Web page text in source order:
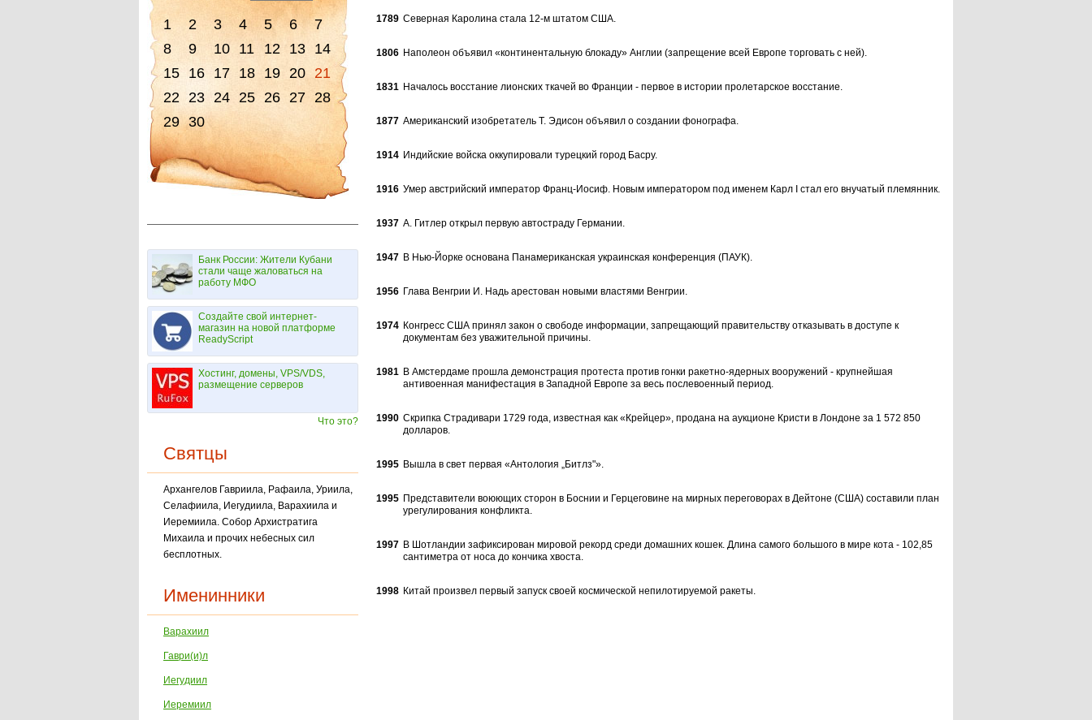
1 2 3 4 5 6
7
8
9 10 11 12 13 14
15 16 17 18 19 20 21
22 23 24 25 26 27 28
29 30
Банк России: Жители Кубани
стали чаще жаловаться на
работу МФО
Создайте свой интернет-
магазин на новой платформе
ReadyScript
Хостинг, домены, VPS/VDS,
размещение серверов
Что это?
Святцы
Архангелов Гавриила, Рафаила, Уриила,
Селафиила, Иегудиила, Варахиила и
Иеремиила. Собор Архистратига
Михаила и прочих небесных сил
бесплотных.
Именинники
Варахиил
Гаври(и)л
Иегудиил
Иеремиил
1789 Северная Каролина стала 12-м штатом США.
1806 Наполеон объявил «континентальную блокаду» Англии (запрещение всей Европе тор­говать с ней).
1831 Началось восстание лионских ткачей во Франции - первое в истории пролетарское вос­стание.
1877 Американский изобретатель Т. Эдисон объявил о создании фонографа.
1914 Индийские войска оккупировали турецкий город Басру.
1916 Умер австрийский император Франц-Иосиф. Новым императором под именем Карл I стал его внучатый племянник.
1937 А. Гитлер открыл первую автостраду Германии.
1947 В Нью-Йорке основана Панамериканская украинская конференция (ПАУК).
1956 Глава Венгрии И. Надь арестован новы­ми властями Венгрии.
1974 Конгресс США принял закон о свободе информации, запрещающий правительству отказывать в доступе к
документам без ува­жительной причины.
1981 В Амстердаме прошла демонстрация протеста против гонки ракетно-ядерных воо­ружений - крупнейшая
антивоенная манифе­стация в Западной Европе за весь послевоен­ный период.
1990 Скрипка Страдивари 1729 года, извест­ная как «Крейцер», продана на аукционе Кри­сти в Лондоне за 1 572 850
долларов.
1995 Вышла в свет первая «Антология „Битлз"».
1995 Представители воюющих сторон в Бос­нии и Герцеговине на мирных переговорах в Дейтоне (США) составили план
урегулирова­ния конфликта.
1997 В Шотландии зафиксирован мировой ре­корд среди домашних кошек. Длина самого большого в мире кота - 102,85
сантиметра от носа до кончика хвоста.
1998 Китай произвел первый запуск своей кос­мической непилотируемой ракеты.